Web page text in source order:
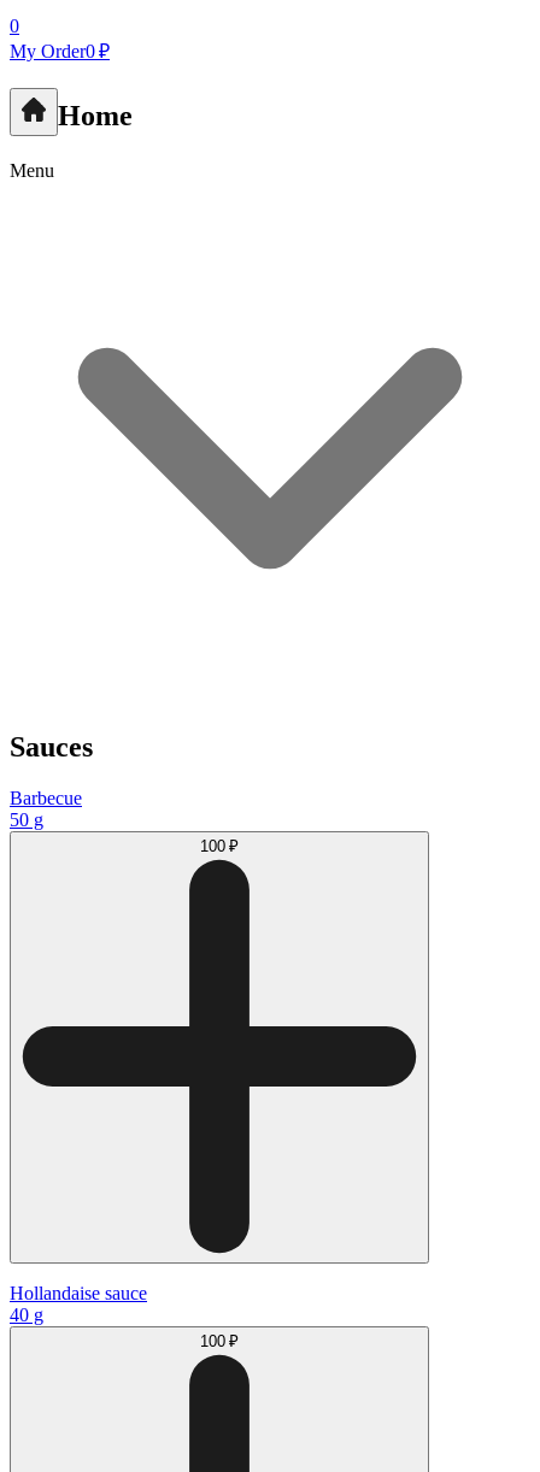
0
My Order0 ₽
Home
Menu
Sauces
Barbecue
50 g
100 ₽
Hollandaise sauce
40 g
100 ₽